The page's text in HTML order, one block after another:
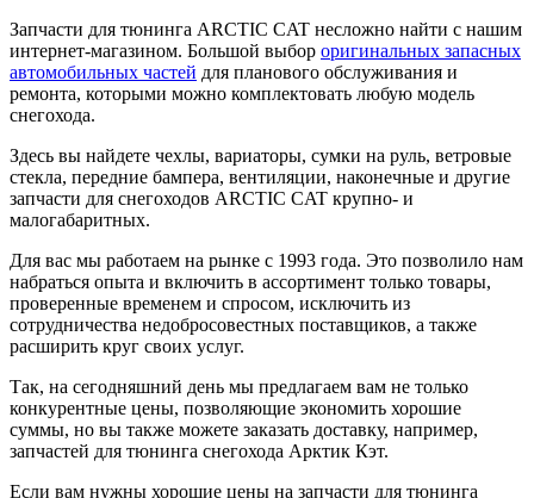
Запчасти для тюнинга ARCTIC CAT несложно найти с нашим
интернет-магазином. Большой выбор оригинальных запасных
автомобильных частей для планового обслуживания и
ремонта, которыми можно комплектовать любую модель
снегохода.
Здесь вы найдете чехлы, вариаторы, сумки на руль, ветровые
стекла, передние бампера, вентиляции, наконечные и другие
запчасти для снегоходов ARCTIC CAT крупно- и
малогабаритных.
Для вас мы работаем на рынке с 1993 года. Это позволило нам
набраться опыта и включить в ассортимент только товары,
проверенные временем и спросом, исключить из
сотрудничества недобросовестных поставщиков, а также
расширить круг своих услуг.
Так, на сегодняшний день мы предлагаем вам не только
конкурентные цены, позволяющие экономить хорошие
суммы, но вы также можете заказать доставку, например,
запчастей для тюнинга снегохода Арктик Кэт.
Если вам нужны хорошие цены на запчасти для тюнинга